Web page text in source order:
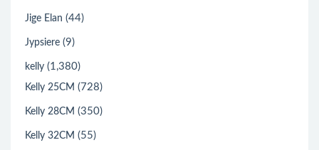
Jige Elan (44)
Jypsiere (9)
kelly (1,380)
Kelly 25CM (728)
Kelly 28CM (350)
Kelly 32CM (55)